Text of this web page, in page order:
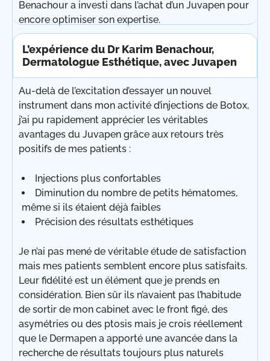
Benachour a investi dans l’achat d’un Juvapen pour
encore optimiser son expertise.
L’expérience du Dr Karim Benachour,
Dermatologue Esthétique, avec Juvapen
Au-delà de l’excitation d’essayer un nouvel
instrument dans mon activité d’injections de Botox,
j’ai pu rapidement apprécier les véritables
avantages du Juvapen grâce aux retours très
positifs de mes patients :
Injections plus confortables
Diminution du nombre de petits hématomes,
même si ils étaient déjà faibles
Précision des résultats esthétiques
Je n’ai pas mené de véritable étude de satisfaction
mais mes patients semblent encore plus satisfaits.
Leur fidélité est un élément que je prends en
considération. Bien sûr ils n’avaient pas l’habitude
de sortir de mon cabinet avec le front figé, des
asymétries ou des ptosis mais je crois réellement
que le Dermapen a apporté une avancée dans la
recherche de résultats toujours plus naturels